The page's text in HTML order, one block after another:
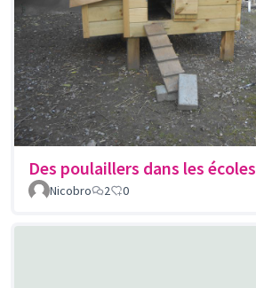
Des poulaillers dans les écoles
Nicobro
2 0